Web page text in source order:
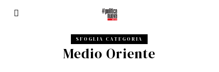
SFOGLIA CATEGORIA
Medio Oriente